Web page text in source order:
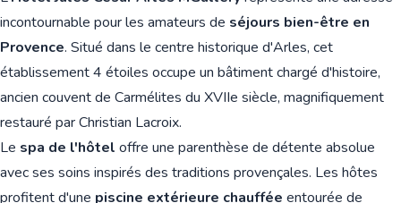
incontournable pour les amateurs de séjours bien-être en
Provence. Situé dans le centre historique d'Arles, cet
établissement 4 étoiles occupe un bâtiment chargé d'histoire,
ancien couvent de Carmélites du XVIIe siècle, magnifiquement
restauré par Christian Lacroix.
Le spa de l'hôtel offre une parenthèse de détente absolue
avec ses soins inspirés des traditions provençales. Les hôtes
profitent d'une piscine extérieure chauffée entourée de